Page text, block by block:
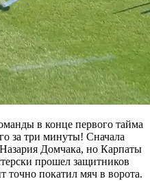
в конце первого тайма
за три минуты! Сначала
Домчака, но Карпаты
прошел защитников
точно покатил мяч в ворота.